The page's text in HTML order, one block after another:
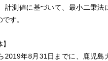
計測値に基づいて、最小二乗法
す。
2019年8月31日までに、鹿児島